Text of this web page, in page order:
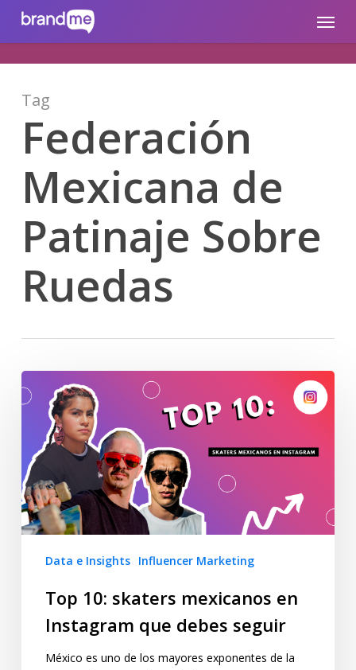
brandme.la Menu
Tag
Federación
Mexicana de
Patinaje Sobre
Ruedas
Data e Insights Influencer Marketing
Top 10: skaters mexicanos en
Instagram que debes seguir
México es uno de los mayores exponentes de la